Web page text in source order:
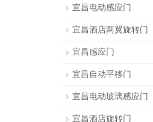
宜昌电动感应门
宜昌酒店两翼旋转门
宜昌感应门
宜昌自动平移门
宜昌电动玻璃感应门
宜昌酒店旋转门